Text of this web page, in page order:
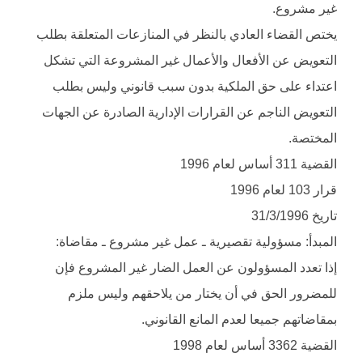
غير مشروع.
يختص القضاء العادي بالنظر في المنازعات المتعلقة بطلب
التعويض عن الأفعال والأعمال غير المشروعة التي تشكل
اعتداء على حق الملكية بدون سبب قانوني وليس بطلب
التعويض الناجم عن القرارات الإدارية الصادرة عن الجهات
المختصة.
القضية 311 أساس لعام 1996
قرار 103 لعام 1996
تاريخ 31/3/1996
المبدأ: مسؤولية تقصيرية ـ عمل غير مشروع ـ مقاضاة:
إذا تعدد المسؤولون عن العمل الضار غير المشروع فإن
للمضرور الحق في أن يختار من يلاحقهم وليس ملزم
بمقاضاتهم جميعا لعدم المانع القانوني.
القضية 3362 أساس لعام 1998